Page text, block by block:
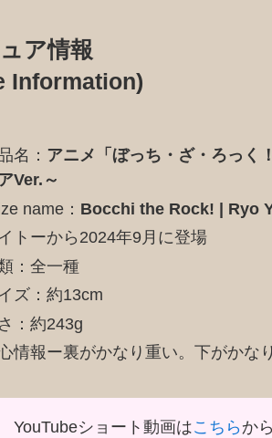
ア情報
Information)
名： アニメ「ぼっち・ざ・ろっ
Ver.～
name： Bocchi the Rock! | Ryo
トーから2024年9月に登場
：全一種
ズ：約13cm
：約243g
情報ー裏がかなり重い。下がかな
YouTubeショート動画はこちら か